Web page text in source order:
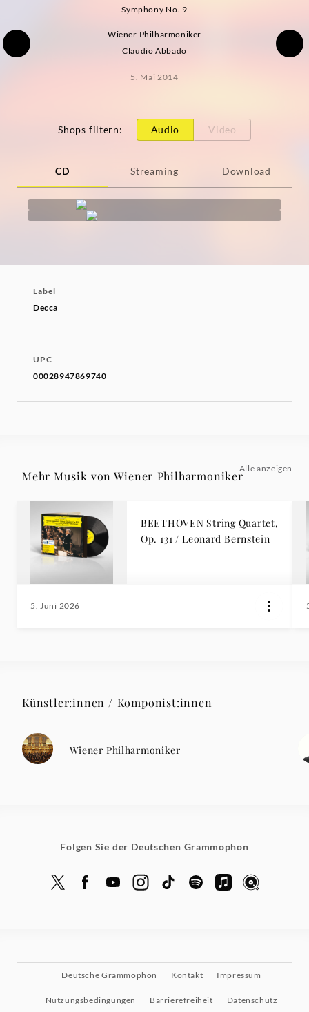
Symphony No. 9
Wiener Philharmoniker
Claudio Abbado
5. Mai 2014
Shops filtern: Audio Video
CD Streaming Download
Label
Decca
UPC
00028947869740
Mehr Musik von Wiener Philharmoniker
Alle anzeigen
BEETHOVEN String Quartet,
Op. 131 / Leonard Bernstein
5. Juni 2026
Künstler:innen / Komponist:innen
Wiener Philharmoniker
Folgen Sie der Deutschen Grammophon
Deutsche Grammophon Kontakt Impressum
Nutzungsbedingungen Barrierefreiheit Datenschutz